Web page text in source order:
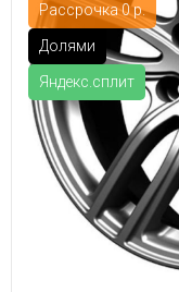
Рассрочка 0 р.
Долями
Яндекс.сплит